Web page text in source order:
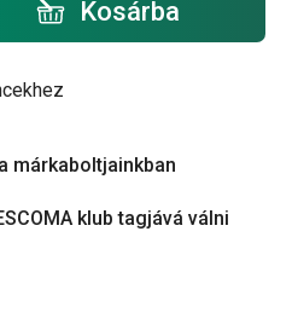
Kosárba
márkaboltjainkban
klub tagjává válni